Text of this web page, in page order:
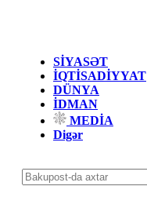
SİYASƏT
İQTİSADİYYAT
DÜNYA
İDMAN
MEDİA
Digər